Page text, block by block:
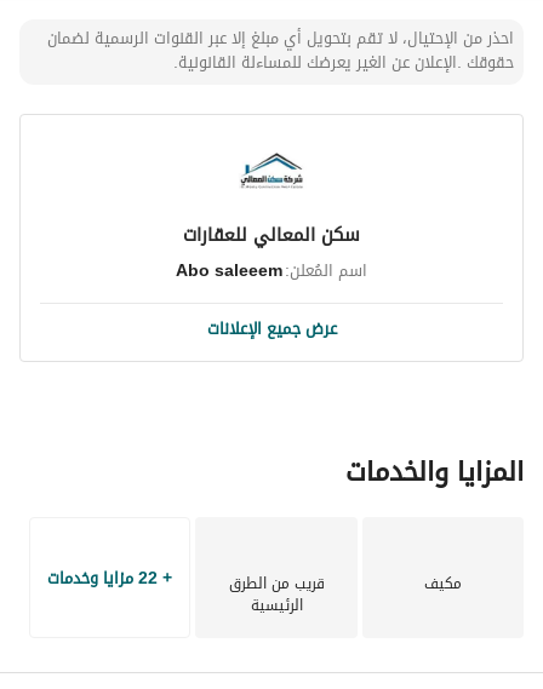
احذر من الإحتيال، لا تقم بتحويل أي مبلغ إلا عبر القنوات الرسمية لضمان
حقوقك .الإعلان عن الغير يعرضك للمساءلة القانونية.
سكن المعالي للعقارات
اسم المُعلن:Abo saleeem
عرض جميع الإعلانات
المزايا والخدمات
مكيف قريب من الطرق
الرئيسية
+ 22 مزايا وخدمات